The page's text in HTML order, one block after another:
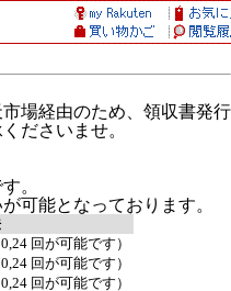
場経由のため、領収書発行
ださいませ。
。
可能となっております。
回が可能です）
回が可能です）
回が可能です）